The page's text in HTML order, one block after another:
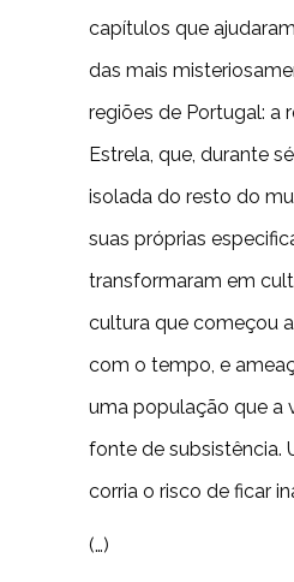
capítulos que
das mais
regiões de Portugal: a
Estrela, que, durante
isolada do resto do
suas próprias
transformaram em
cultura que começou
com o tempo, e
uma população que a
fonte de subsistência.
corria o risco de ficar
(…)